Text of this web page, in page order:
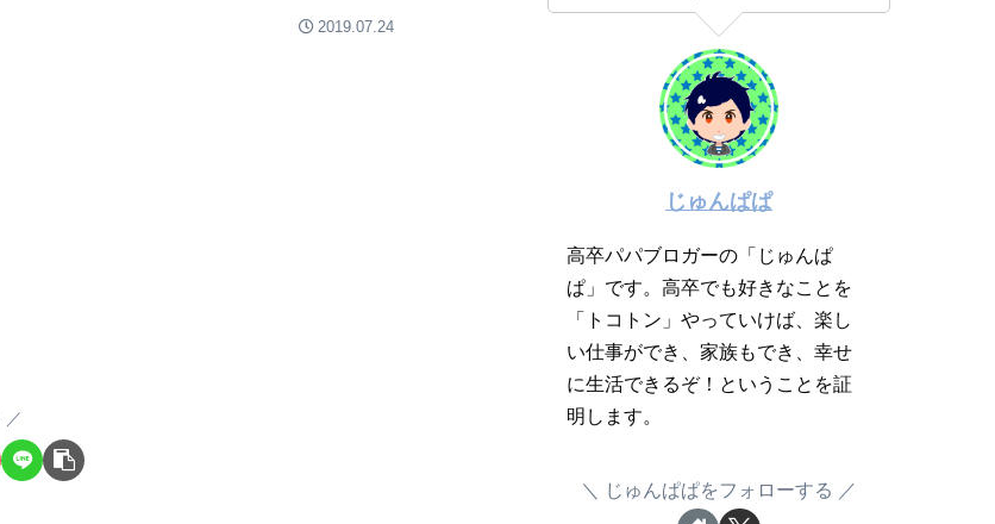
2019.07.24
じゅんぱぱ
高卒パパブロガーの「じゅんぱ
ぱ」です。高卒でも好きなことを
「トコトン」やっていけば、楽し
い仕事ができ、家族もでき、幸せ
に生活できるぞ！ということを証
明します。
じゅんぱぱをフォローする